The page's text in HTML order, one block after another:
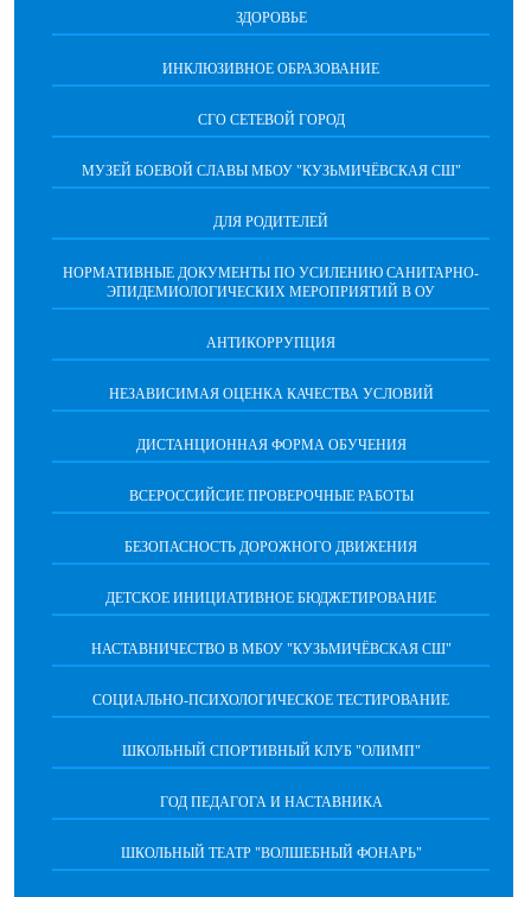
ЗДОРОВЬЕ
ИНКЛЮЗИВНОЕ ОБРАЗОВАНИЕ
СГО СЕТЕВОЙ ГОРОД
МУЗЕЙ БОЕВОЙ СЛАВЫ МБОУ "КУЗЬМИЧЁВСКАЯ СШ"
ДЛЯ РОДИТЕЛЕЙ
НОРМАТИВНЫЕ ДОКУМЕНТЫ ПО УСИЛЕНИЮ САНИТАРНО-
ЭПИДЕМИОЛОГИЧЕСКИХ МЕРОПРИЯТИЙ В ОУ
АНТИКОРРУПЦИЯ
НЕЗАВИСИМАЯ ОЦЕНКА КАЧЕСТВА УСЛОВИЙ
ДИСТАНЦИОННАЯ ФОРМА ОБУЧЕНИЯ
ВСЕРОССИЙСИЕ ПРОВЕРОЧНЫЕ РАБОТЫ
БЕЗОПАСНОСТЬ ДОРОЖНОГО ДВИЖЕНИЯ
ДЕТСКОЕ ИНИЦИАТИВНОЕ БЮДЖЕТИРОВАНИЕ
НАСТАВНИЧЕСТВО В МБОУ "КУЗЬМИЧЁВСКАЯ СШ"
СОЦИАЛЬНО-ПСИХОЛОГИЧЕСКОЕ ТЕСТИРОВАНИЕ
ШКОЛЬНЫЙ СПОРТИВНЫЙ КЛУБ "ОЛИМП"
ГОД ПЕДАГОГА И НАСТАВНИКА
ШКОЛЬНЫЙ ТЕАТР "ВОЛШЕБНЫЙ ФОНАРЬ"